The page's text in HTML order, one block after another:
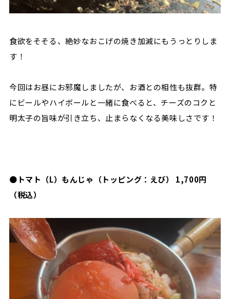
食欲をそそる、絶妙なおこげの焼き加減にもうっとりしま
す！
今回はお昼にお邪魔しましたが、お酒との相性も抜群。特
にビールやハイボールと一緒に食べると、チーズのコクと
明太子の旨味が引き立ち、止まらなくなる美味しさです！
● トマト（L）もんじゃ（トッピング：えび） 1,700円
（税込）